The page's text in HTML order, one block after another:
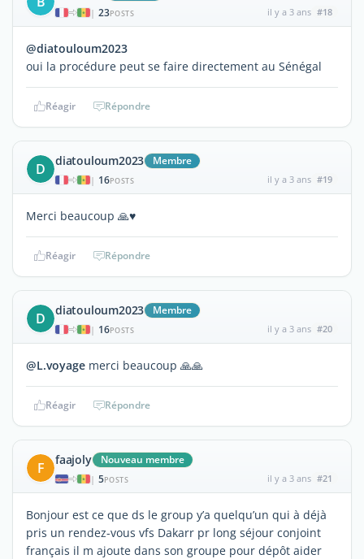
| 23POSTS il y a 3 ans #18
@diatouloum2023
oui la procédure peut se faire directement au Sénégal
Réagir Répondre
D diatouloum2023 Membre
| 16POSTS il y a 3 ans #19
Merci beaucoup 🙏♥️
Réagir Répondre
D diatouloum2023 Membre
| 16POSTS il y a 3 ans #20
@L.voyage merci beaucoup 🙏🙏
Réagir Répondre
F faajoly Nouveau membre
| 5POSTS il y a 3 ans #21
Bonjour est ce que ds le group y’a quelqu’un qui à déjà
pris un rendez-vous vfs Dakarr pr long séjour conjoint
français il m ajoute dans son groupe pour dépôt aider